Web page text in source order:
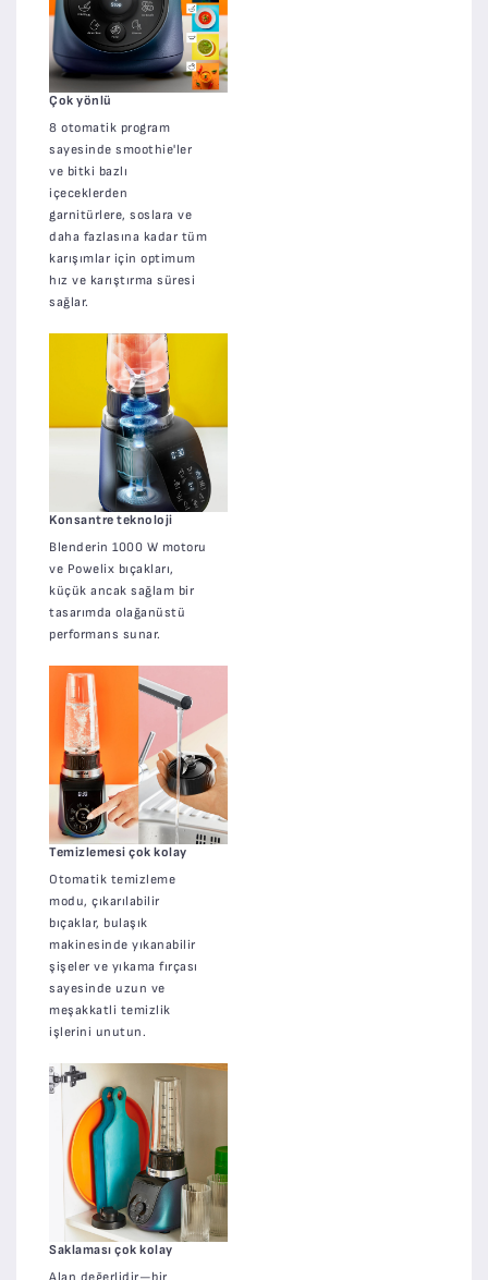
Çok yönlü
8 otomatik program
sayesinde smoothie'ler
ve bitki bazlı
içeceklerden
garnitürlere, soslara ve
daha fazlasına kadar tüm
karışımlar için optimum
hız ve karıştırma süresi
sağlar.
Konsantre teknoloji
Blenderin 1000 W motoru
ve Powelix bıçakları,
küçük ancak sağlam bir
tasarımda olağanüstü
performans sunar.
Temizlemesi çok kolay
Otomatik temizleme
modu, çıkarılabilir
bıçaklar, bulaşık
makinesinde yıkanabilir
şişeler ve yıkama fırçası
sayesinde uzun ve
meşakkatli temizlik
işlerini unutun.
Saklaması çok kolay
Alan değerlidir—bir